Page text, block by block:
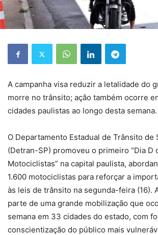
A campanha visa reduzir a letalidade do
morre no trânsito; ação também ocorre
cidades paulistas ao longo desta semana.
O Departamento Estadual de Trânsito de
(Detran-SP) promoveu o primeiro “Dia D
Motociclistas” na capital paulista,
1.600 motociclistas para reforçar a
às leis de trânsito na segunda-feira (16).
parte de uma grande mobilização que
semana em 33 cidades do estado, com
conscientização do público mais